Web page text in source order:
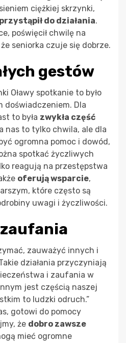
ciężkiej skrzynki,
przystąpił do działania.
poświęcił chwilę na
seniorka czuje się dobrze.
gestów
Oławy spotkanie to było
doświadczeniem. Dla
to była zwykła część
nas to tylko chwila, ale dla
ogromna pomoc i dowód,
spotkać życzliwych
reagują na przestępstwa
oferują wsparcie,
które często są
uwagi i życzliwości.
zauważyć innych i
działania przyczyniają
i zaufania w
jest częścią naszej
to ludzki odruch.”
gotowi do pomocy
że dobro zawsze
mieć ogromne